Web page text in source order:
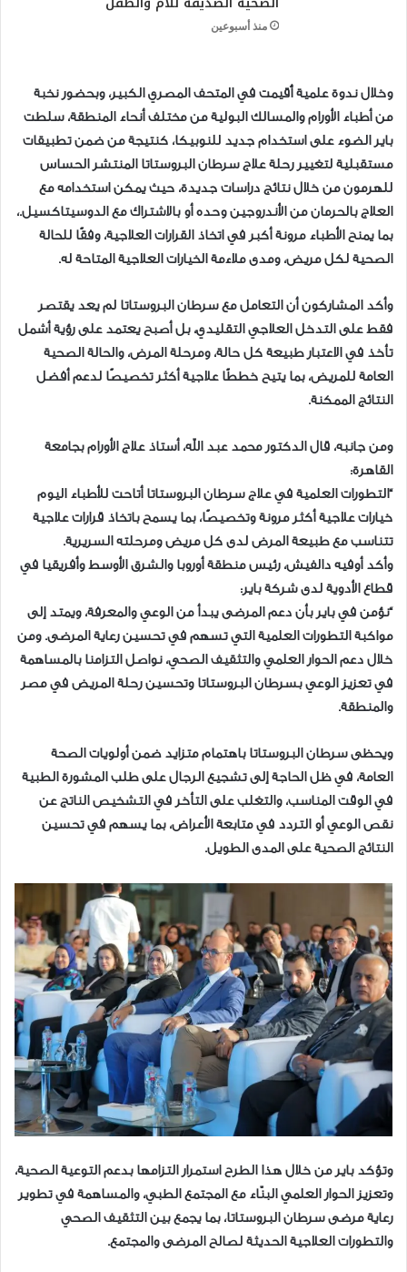
منذ أسبوعين
وخلال ندوة علمية أُقيمت في المتحف المصري الكبير، وبحضور نخبة
من أطباء الأورام والمسالك البولية من مختلف أنحاء المنطقة، سلطت
باير الضوء على استخدام جديد للنوبيكا، كنتيجة من ضمن تطبيقات
مستقبلية لتغيير رحلة علاج سرطان البروستاتا المنتشر الحساس
للهرمون من خلال نتائج دراسات جديدة، حيث يمكن استخدامه مع
العلاج بالحرمان من الأندروجين وحده أو بالاشتراك مع الدوسيتاكسيل.،
بما يمنح الأطباء مرونة أكبر في اتخاذ القرارات العلاجية، وفقًا للحالة
الصحية لكل مريض، ومدى ملاءمة الخيارات العلاجية المتاحة له.
وأكد المشاركون أن التعامل مع سرطان البروستاتا لم يعد يقتصر
فقط على التدخل العلاجي التقليدي، بل أصبح يعتمد على رؤية أشمل
تأخذ في الاعتبار طبيعة كل حالة، ومرحلة المرض، والحالة الصحية
العامة للمريض، بما يتيح خططًا علاجية أكثر تخصيصًا لدعم أفضل
النتائج الممكنة.
ومن جانبه، قال الدكتور محمد عبد الله، أستاذ علاج الأورام بجامعة
القاهرة:
“التطورات العلمية في علاج سرطان البروستاتا أتاحت للأطباء اليوم
خيارات علاجية أكثر مرونة وتخصيصًا، بما يسمح باتخاذ قرارات علاجية
تتناسب مع طبيعة المرض لدى كل مريض ومرحلته السريرية.
وأكد أوفيه دالفيش، رئيس منطقة أوروبا والشرق الأوسط وأفريقيا في
قطاع الأدوية لدى شركة باير:
“نؤمن في باير بأن دعم المرضى يبدأ من الوعي والمعرفة، ويمتد إلى
مواكبة التطورات العلمية التي تسهم في تحسين رعاية المرضى. ومن
خلال دعم الحوار العلمي والتثقيف الصحي، نواصل التزامنا بالمساهمة
في تعزيز الوعي بسرطان البروستاتا وتحسين رحلة المريض في مصر
والمنطقة.
ويحظى سرطان البروستاتا باهتمام متزايد ضمن أولويات الصحة
العامة، في ظل الحاجة إلى تشجيع الرجال على طلب المشورة الطبية
في الوقت المناسب، والتغلب على التأخر في التشخيص الناتج عن
نقص الوعي أو التردد في متابعة الأعراض، بما يسهم في تحسين
النتائج الصحية على المدى الطويل.
وتؤكد باير من خلال هذا الطرح استمرار التزامها بدعم التوعية الصحية،
وتعزيز الحوار العلمي البنّاء مع المجتمع الطبي، والمساهمة في تطوير
رعاية مرضى سرطان البروستاتا، بما يجمع بين التثقيف الصحي
والتطورات العلاجية الحديثة لصالح المرضى والمجتمع.